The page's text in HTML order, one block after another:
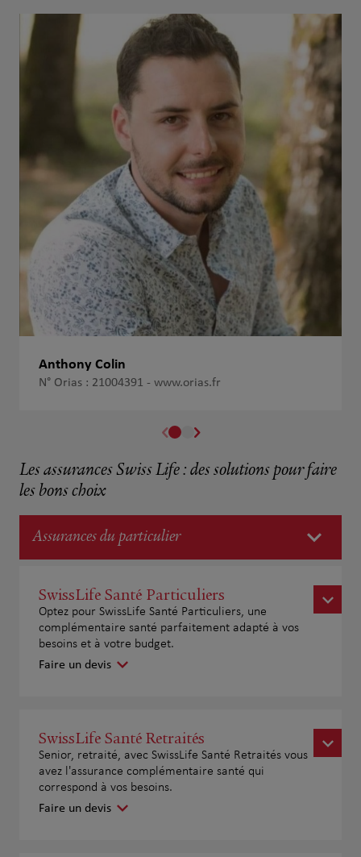
Anthony Colin
N° Orias : 21004391 - www.orias.fr
Les assurances Swiss Life : des solutions pour faire
les bons choix
Assurances du particulier
SwissLife Santé Particuliers
Optez pour SwissLife Santé Particuliers, une
complémentaire santé parfaitement adapté à vos
besoins et à votre budget.
Faire un devis
SwissLife Santé Retraités
Senior, retraité, avec SwissLife Santé Retraités vous
avez l'assurance complémentaire santé qui
correspond à vos besoins.
Faire un devis